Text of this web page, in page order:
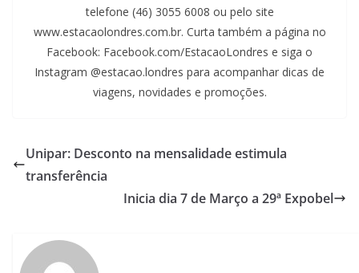
telefone (46) 3055 6008 ou pelo site
www.estacaolondres.com.br. Curta também a página no
Facebook: Facebook.com/EstacaoLondres e siga o
Instagram @estacao.londres para acompanhar dicas de
viagens, novidades e promoções.
Unipar: Desconto na mensalidade estimula
transferência
Inicia dia 7 de Março a 29ª Expobel